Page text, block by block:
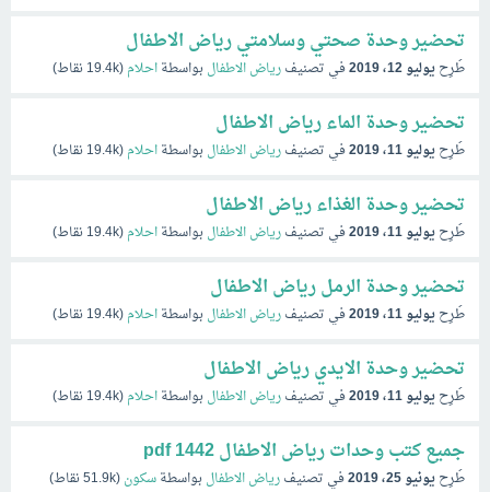
تحضير وحدة صحتي وسلامتي رياض الاطفال
طُرِحيوليو 12، 2019 في تصنيفرياض الاطفالبواسطةاحلام(
19.4kنقاط)
تحضير وحدة الماء رياض الاطفال
طُرِحيوليو 11، 2019 في تصنيفرياض الاطفالبواسطةاحلام(
19.4kنقاط)
تحضير وحدة الغذاء رياض الاطفال
طُرِحيوليو 11، 2019 في تصنيفرياض الاطفالبواسطةاحلام(
19.4kنقاط)
تحضير وحدة الرمل رياض الاطفال
طُرِحيوليو 11، 2019 في تصنيفرياض الاطفالبواسطةاحلام(
19.4kنقاط)
تحضير وحدة الايدي رياض الاطفال
طُرِحيوليو 11، 2019 في تصنيفرياض الاطفالبواسطةاحلام(
19.4kنقاط)
جميع كتب وحدات رياض الاطفال 1442 pdf
طُرِحيونيو 25، 2019 في تصنيفرياض الاطفالبواسطةسكون(
51.9kنقاط)